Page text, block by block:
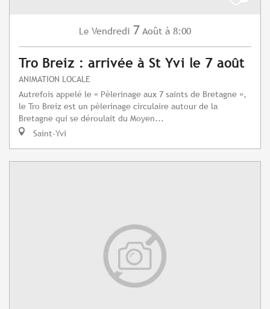
Le Vendredi 7 Août à 8:00
Tro Breiz : arrivée à St Yvi le 7 août
ANIMATION LOCALE
Autrefois appelé le « Pèlerinage aux 7 saints de Bretagne »,
le Tro Breiz est un pèlerinage circulaire autour de la
Bretagne qui se déroulait du Moyen...
Saint-Yvi